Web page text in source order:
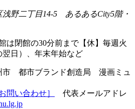
野二丁目14-5 あるあるCity5階・
は閉館の30分前まで【休】毎週火
日）、年末年始など
都市ブランド創造局 漫画ミュ
お問い合わせ］
代表メールアドレ